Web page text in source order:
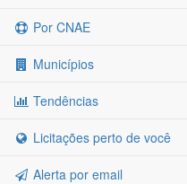
Por CNAE
Municípios
Tendências
Licitações perto de você
Alerta por email